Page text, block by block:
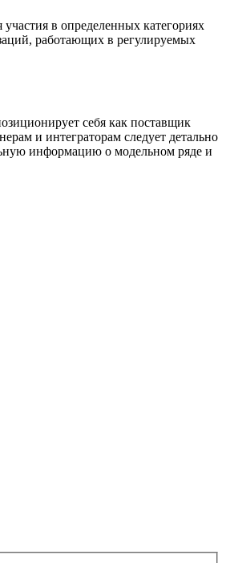
в определенных категориях
работающих в регулируемых
себя как поставщик
и интеграторам следует детально
информацию о модельном ряде и